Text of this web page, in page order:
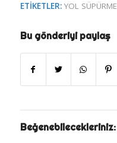
ETIKETLER: YOL SÜPÜRME
Bu gönderiyi paylaş
Beğenebilecekleriniz: